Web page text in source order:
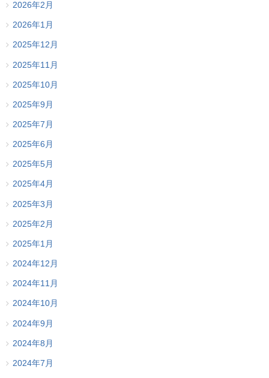
2026年2月
2026年1月
2025年12月
2025年11月
2025年10月
2025年9月
2025年7月
2025年6月
2025年5月
2025年4月
2025年3月
2025年2月
2025年1月
2024年12月
2024年11月
2024年10月
2024年9月
2024年8月
2024年7月